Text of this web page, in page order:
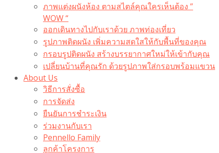
ภาพแต่งผนังห้อง ตามสไตล์คุณใครเห็นต้อง ”
WOW “
ออกเดินทางไปกับเราด้วย ภาพท่องเที่ยว
รูปภาพติดผนัง เพิ่มความสดใสให้กับพื้นที่ของคุณ
กรอบรูปติดผนัง สร้างบรรยากาศใหม่ให้เข้ากับคุณ
เปลี่ยนบ้านที่คุณรัก ด้วยรูปภาพใส่กรอบพร้อมแขวน​
About Us
วิธีการสั่งซื้อ
การจัดส่ง
ยืนยันการชำระเงิน
ร่วมงานกับเรา
Pennello Family
ลูกค้าโครงการ